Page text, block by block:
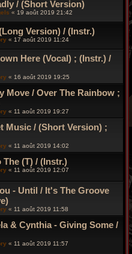
/ (Short Version)
« 19 août 2019 21:42
Version) / (Instr.)
« 17 août 2019 11:24
Here (Vocal) ; (Instr.) /
« 16 août 2019 19:25
Move / Over The Rainbow ;
« 11 août 2019 19:27
Music / (Short Version) ;
« 11 août 2019 14:02
The (T) / (Instr.)
« 11 août 2019 12:07
- Until / It's The Groove
« 11 août 2019 11:58
& Cynthia - Giving Some /
« 11 août 2019 11:57